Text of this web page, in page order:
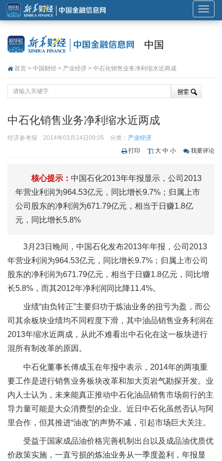
展
开
中国
首页 > 中国财经 > 产业经济 > 中石化销售业务净利缩水近两成
中石化销售业务净利缩水近两成
经济参考报 2014年03月24日09:05 分类： 产业经济
打印
大 中 小 我要评论
核心提示： 中国石化2013年年报显示，公司2013
年营业利润为964.53亿元，同比增长9.7%；归属上市
公司股东的净利润为671.79亿元，相当于日赚1.8亿
元，同比增长5.8%
3月23日晚间，中国石化发布2013年年报，公司2013
年营业利润为964.53亿元，同比增长9.7%；归属上市公司
股东的净利润为671.79亿元，相当于日赚1.8亿元，同比增
长5.8%，而其2012年净利润同比降11.4%。
业绩“由负转正”主要归功于炼油业务的扭亏为盈，而公
司其余板块业绩均不同程度下滑，其中油品销售业务利润在
2013年缩水近两成，从此不难看出中石化在这一板块进行
混所有制改革的原因。
中石化董事长傅成玉在年报中表示，2014年的两项重
要工作是进行销售业务板块改革和加大页岩气勘探开发。业
内人士认为，未来能真正推动中石化油品销售市场前行的主
导力量可能是大众消费型的企业。近日中石化虽然否认与阿
里合作，但其推进“油改”的声势不减，引起市场巨大关注。
受益于国家成品油价格完善机制出台以及成品油优质优
价政策实施，一直亏损的炼油业务从一季度盈利，年报显